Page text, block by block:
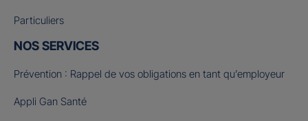
Particuliers
NOS SERVICES
Prévention : Rappel de vos obligations en tant qu’employeur
Appli Gan Santé